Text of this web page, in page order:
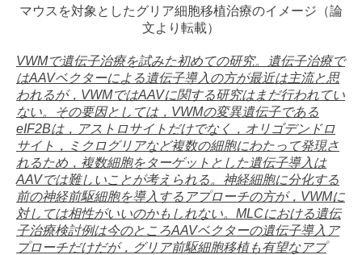
マウスを対象としたグリア細胞移植治療のイメージ（論
文より転載）
VWMで遺伝子治療を試みた初めての研究。遺伝子治療で
はAAVベクターによる遺伝子導入の方が最近は主流と思
われるが，VWMではAAVに関する研究はまだ行われてい
ない。その要因としては，VWMの変異遺伝子である
eIF2Bは，アストロサイトだけでなく，オリゴデンドロ
サイト，ミクログリアなど複数の細胞にわたって発現さ
れるため，複数細胞をターゲットとした遺伝子導入は
AAVでは難しいことが考えられる。神経細胞に分化する
前の神経前駆細胞を導入するアプローチの方が，VWMに
対しては相性がいいのかもしれない。MLCにおける遺伝
子治療検討例は今のところAAVベクターの遺伝子導入ア
プローチだけだが，グリア前駆細胞移植も有望なアプ